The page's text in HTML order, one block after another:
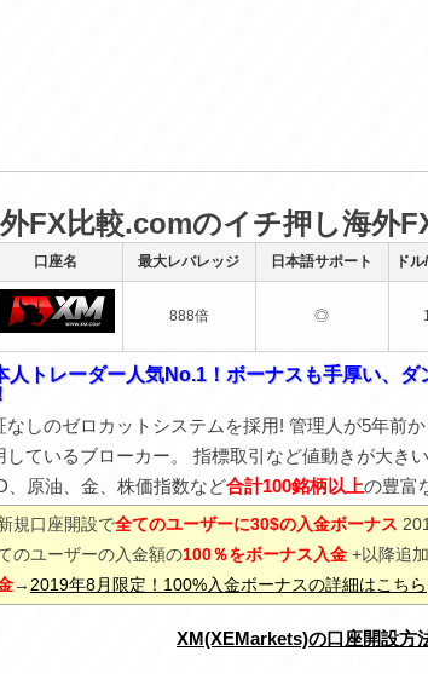
FX比較.comのイチ押し海外
口座名 最大レバレッジ 日本語サポート ド
888倍 ◎
人トレーダー人気No.1！ボーナスも手厚い、
なしのゼロカットシステムを採用! 管理人が5年前
しているブローカー。 指標取引など値動きが大き
、原油、金、株価指数など合計100銘柄以上の豊富
規口座開設で全てのユーザーに30$の入金ボーナス
のユーザーの入金額の100％をボーナス入金 +以降追
→ 2019年8月限定！100%入金ボーナスの詳細はこちら
XM(XEMarkets)の口座開設方